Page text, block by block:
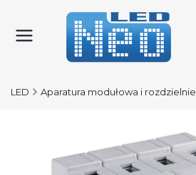
LED Aparatura modułowa i rozdzielnie